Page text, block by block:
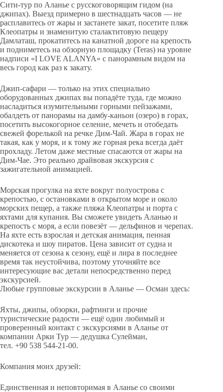
Сити-тур по Аланье с русскоговорящим гидом (на
джипах). Выезд примерно в шестнадцать часов — не
расплавитесь от жары и застанете закат, посетите пляж
Клеопатры и знаменитую сталактитовую пещеру
Дамлаташ, прокатитесь на канатной дороге на крепость
и подниметесь на обзорную площадку (Teras) на уровне
надписи «I LOVE ALANYA» с панорамным видом на
весь город как раз к закату.
Джип-сафари — только на этих специально
оборудованных джипах вы попадёте туда, где можно
насладиться изумительными горными пейзажами,
обалдеть от панорамы на дамбу-каньон (озеро) в горах,
посетить высокогорное селение, мечеть и отобедать
свежей форелькой на речке Дим-Чай. Жара в горах не
такая, как у моря, и к тому же горная река всегда даёт
прохладу. Летом даже местные спасаются от жары на
Дим-Чае. Это реально драйвовая экскурсия с
зажигательной анимацией.
Морская прогулка на яхте вокруг полуострова с
крепостью, с остановками в открытом море и около
морских пещер, а также пляжа Клеопатры и порта с
яхтами для купания. Вы сможете увидеть Аланью и
крепость с моря, а если повезёт — дельфинов и черепах.
На яхте есть взрослая и детская анимация, пенная
дискотека и шоу пиратов. Цена зависит от судна и
меняется от сезона к сезону, ещё и лира в последнее
время так неустойчива, поэтому уточняйте все
интересующие вас детали непосредственно перед
экскурсией.
Любые групповые экскурсии в Аланье — Осман здесь:
Яхты, джипы, обзорки, рафтинги и прочие
туристические радости — ещё один любимый и
проверенный контакт с экскурсиями в Аланье от
компании Арки Тур — дедушка Сулейман,
тел. +90 538 544-21-00.
Компания моих друзей:
Единственная и неповторимая в Аланье со своими